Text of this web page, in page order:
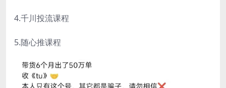
4.千川投流课程
5.随心推课程